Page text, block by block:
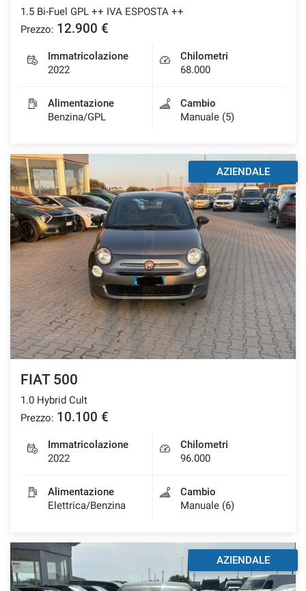
1.5 Bi-Fuel GPL ++ IVA ESPOSTA ++
Prezzo: 12.900 €
Immatricolazione
2022
Chilometri
68.000
Alimentazione
Benzina/GPL
Cambio
Manuale (5)
AZIENDALE
FIAT 500
1.0 Hybrid Cult
Prezzo: 10.100 €
Immatricolazione
2022
Chilometri
96.000
Alimentazione
Elettrica/Benzina
Cambio
Manuale (6)
AZIENDALE